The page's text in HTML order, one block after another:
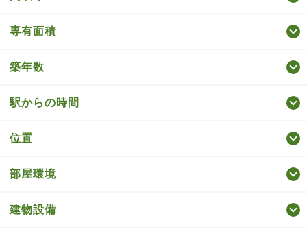
専有面積
築年数
駅からの時間
位置
部屋環境
建物設備